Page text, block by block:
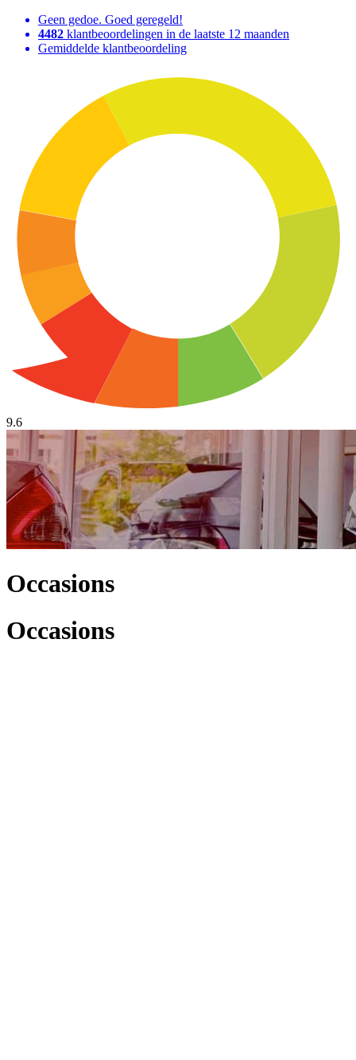
Geen gedoe. Goed geregeld!
4482 klantbeoordelingen in de laatste 12 maanden
Gemiddelde klantbeoordeling
9.6
Occasions
Occasions